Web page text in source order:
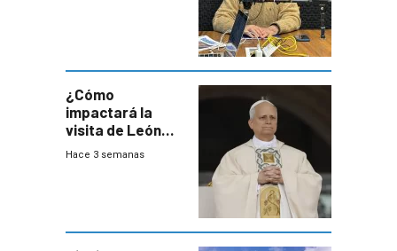
¿Cómo
impactará la
visita de León
XIV a Uruguay?
Hace 3 semanas